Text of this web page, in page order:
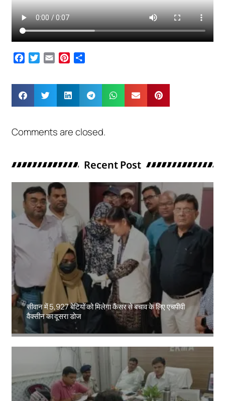
Facebook
Twitter
Email Pinterest
Comments are closed.
Recent Post
सीवान में 5,927 बेटियों को मिलेगा कैंसर से बचाव के लिए एचपीवी
वैक्सीन का दूसरा डोज
Amit Lekh